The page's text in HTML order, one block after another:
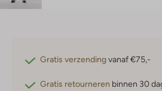
Gratis verzendingvanaf €75,-
Gratis retourneren binnen 30